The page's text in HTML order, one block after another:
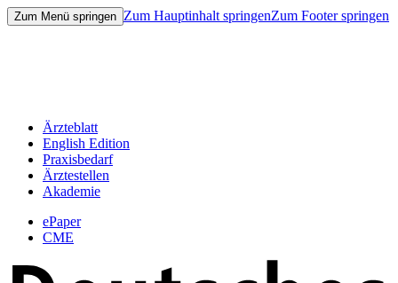
Zum Menü springen Zum Hauptinhalt springenZum Footer springen
Ärzteblatt
English Edition
Praxisbedarf
Ärztestellen
Akademie
ePaper
CME